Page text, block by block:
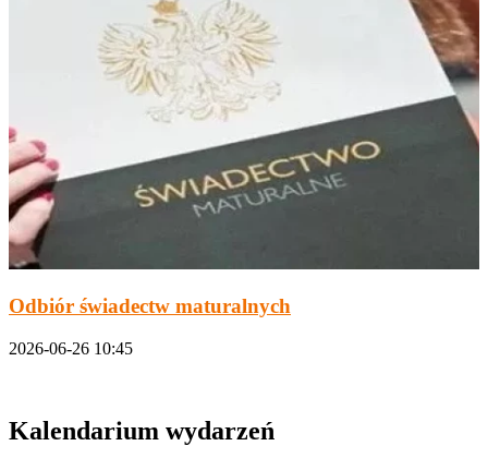
Odbiór świadectw maturalnych
2026-06-26 10:45
Kalendarium wydarzeń